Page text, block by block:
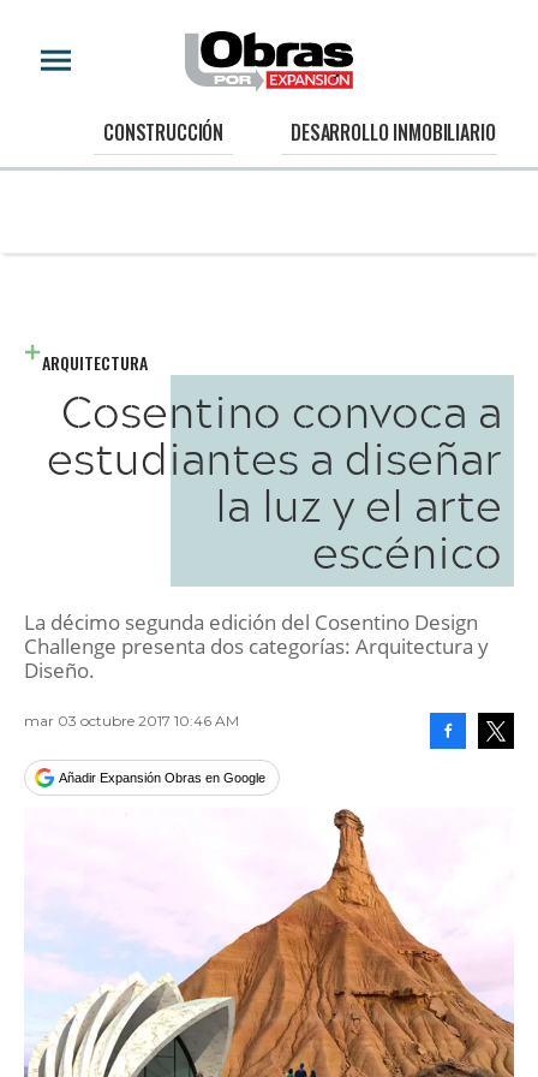
CONSTRUCCIÓN DESARROLLO INMOBILIARIO
ARQUITECTURA
Cosentino convoca a
estudiantes a diseñar
la luz y el arte
escénico
La décimo segunda edición del Cosentino Design
Challenge presenta dos categorías: Arquitectura y
Diseño.
mar 03 octubre 2017 10:46 AM
Añadir Expansión Obras en Google